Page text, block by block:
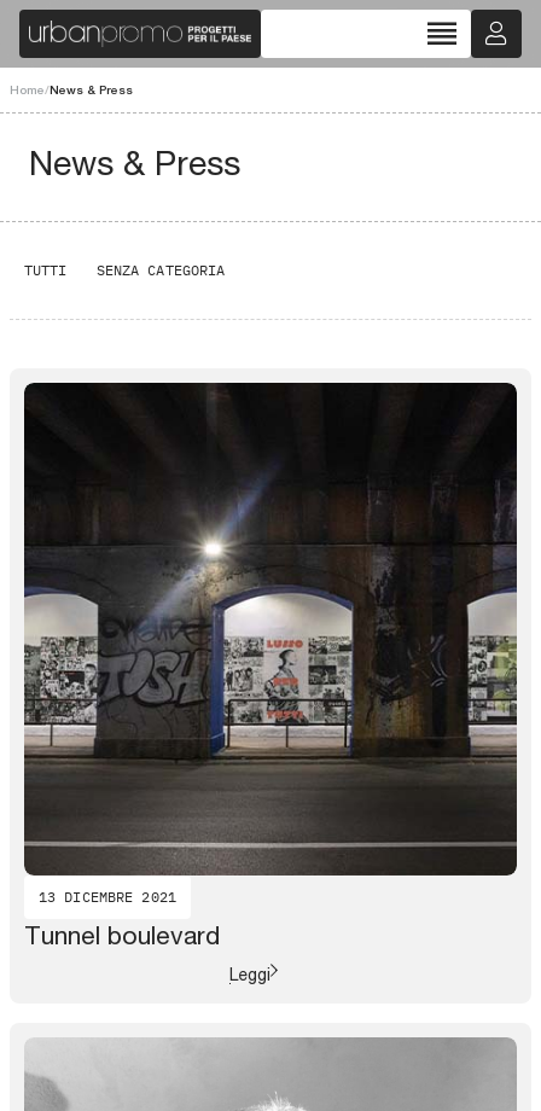
reorder
Home/News & Press
News & Press
TUTTI SENZA CATEGORIA
13 DICEMBRE 2021
Tunnel boulevard
Leggi